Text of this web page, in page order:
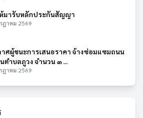
ห้มารับหลักประกันสัญญา
ฎาคม 2569
ศผู้ชนะการเสนอราคา จ้างซ่อมแซมถนน
ตำบลภูวง จำนวน ๓ ...
ฎาคม 2569